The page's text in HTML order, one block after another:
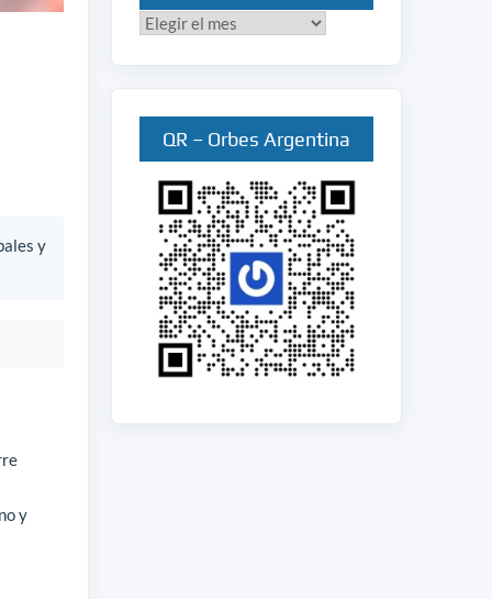
y
y
Publicados
QR – Orbes Argentina